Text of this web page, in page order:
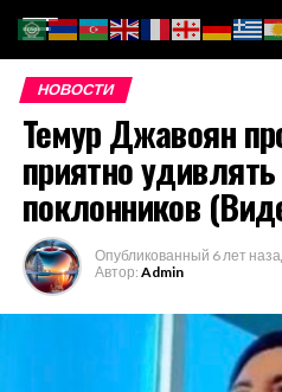
НОВОСТИ
Темур Джавоян
приятно
поклонников
Опубликованный 6 лет
Автор: Admin
Go to